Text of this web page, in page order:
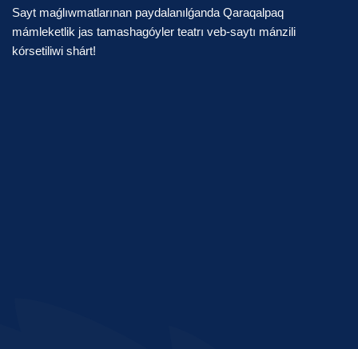
Sayt maǵlıwmatlarınan paydalanılǵanda Qaraqalpaq
mámleketlik jas tamashagóyler teatrı veb-saytı mánzili
kórsetiliwi shárt!